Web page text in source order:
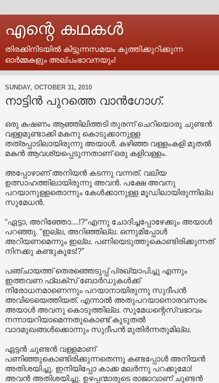
എന്റെ കഥകള്‍
തിരക്കിനിടയില്‍ കിട്ടുന്നസമയം കുത്തിക്കുറിക്കുന്ന
ഓര്‍മ്മകളും അല്പംഭാവനയും!
SUNDAY, OCTOBER 31, 2010
നാട്ടിൻ പുറത്തെ വാൻഗോഗ്.
ഒരു കഷണം ആഞ്ഞിലിത്തടി തുരന്ന് ചെറിയൊരു ചുണ്ടൻ
വള്ളമുണ്ടാക്കി മകനു കൊടുക്കാനുള്ള
തത്രപ്പാടിലായിരുന്നു അയാൾ. കഴിഞ്ഞ വള്ളംകളി മുതൽ
മകൻ ആവശ്യപ്പെടുന്നതാണ് ഒരു കളിവള്ളം.
അപ്പോഴാണ് അനിയൻ കടന്നു വന്നത്. വലിയ
ഉത്സാഹത്തിലായിരുന്നു അവൻ. പക്ഷേ അവനു
പറയാനുള്ളതൊന്നും കേൾക്കാനുള്ള മൂഡിലായിരുന്നില്ല
സുമേധൻ.
“ഏട്ടാ, അറിഞ്ഞോ....!?“എന്നു ചോദിച്ചപ്പോഴേക്കും അയാൾ
പറഞ്ഞു. “ഇല്ല, അറിഞ്ഞില്ല. ഒന്നുമിപ്പോൾ
അറിയണമെന്നും ഇല്ല. പണിയെടുത്തുകൊണ്ടിരിക്കുന്നത്
നിനക്കു കണ്ടുകൂടേ!?”
പഞ്ചായത്ത് തെരഞ്ഞെടുപ്പ് പ്രഖ്യാപിച്ചു എന്നും
ഇത്തവണ ഫ്ലക്സ് ബോർഡുകൾക്ക്
നിരോധനമാണെന്നും പറയാനായിരുന്നു സുദീപൻ
അവിടെയെത്തിയത്. എന്നാൽ അതുപറയാനൊരവസരം
അയാൾ അവനു കൊടുത്തില്ല. സുമേധന്റെസ്വഭാവം
നന്നായറിയാമെന്നതുകൊണ്ട് കൂടുതൽ
വാദമുഖങ്ങൾക്കൊന്നും സുദീപൻ മുതിർന്നതുമില്ല.
ഏട്ടൻ ചുണ്ടൻ വള്ളമാണ്
പണിഞ്ഞുകൊണ്ടിരിക്കുന്നതെന്നു കണ്ടപ്പോൾ അനിയൻ
അതിശയിച്ചു. ഇനിയിപ്പോ കാക്ക മലർന്നു പറക്കുമോ!
അവൻ അതിശയിച്ചു. ഉഴപ്പന്മാരുടെ രാജാവാണ് ചുണ്ടൻ